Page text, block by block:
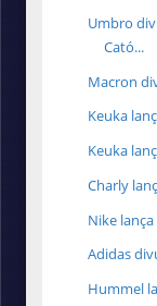
Umbro
Cató...
Macron
Keuka
Keuka
Charly
Nike
Adidas
Hummel